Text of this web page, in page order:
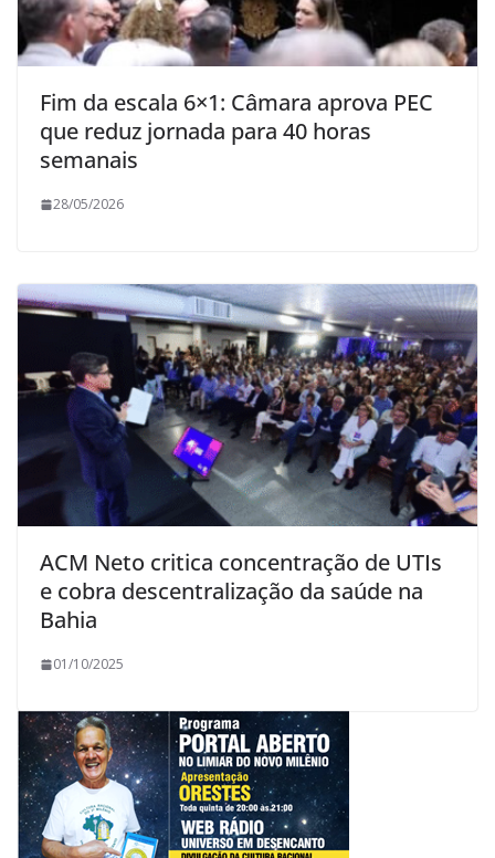
Fim da escala 6×1: Câmara aprova PEC
que reduz jornada para 40 horas
semanais
28/05/2026
ACM Neto critica concentração de UTIs
e cobra descentralização da saúde na
Bahia
01/10/2025